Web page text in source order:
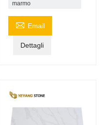
marmo
 Email
Dettagli